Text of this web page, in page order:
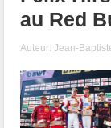
au Red
Auteur:Jean-